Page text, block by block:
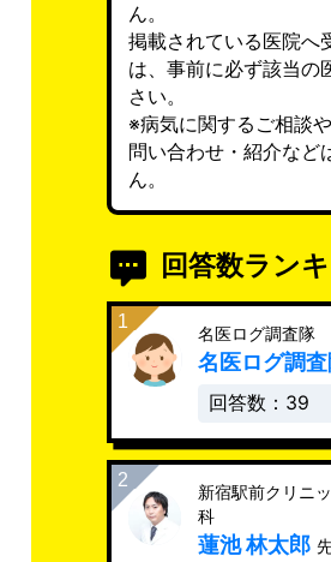
ん。
掲載されている医院へ
は、事前に必ず該当の
さい。
※病気に関するご相談
問い合わせ・紹介など
ん。
回答数ラン
名医ログ調査隊
名医ログ調
回答数：39
新宿駅前クリニ
科
蓮池 林太郎